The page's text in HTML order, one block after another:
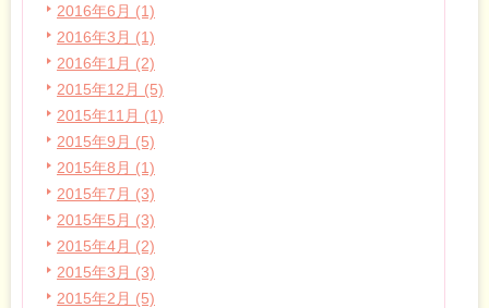
2016年6月 (1)
2016年3月 (1)
2016年1月 (2)
2015年12月 (5)
2015年11月 (1)
2015年9月 (5)
2015年8月 (1)
2015年7月 (3)
2015年5月 (3)
2015年4月 (2)
2015年3月 (3)
2015年2月 (5)